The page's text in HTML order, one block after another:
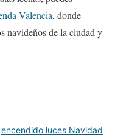
Valencia, donde
navideños de la ciudad y
encendido luces Navidad